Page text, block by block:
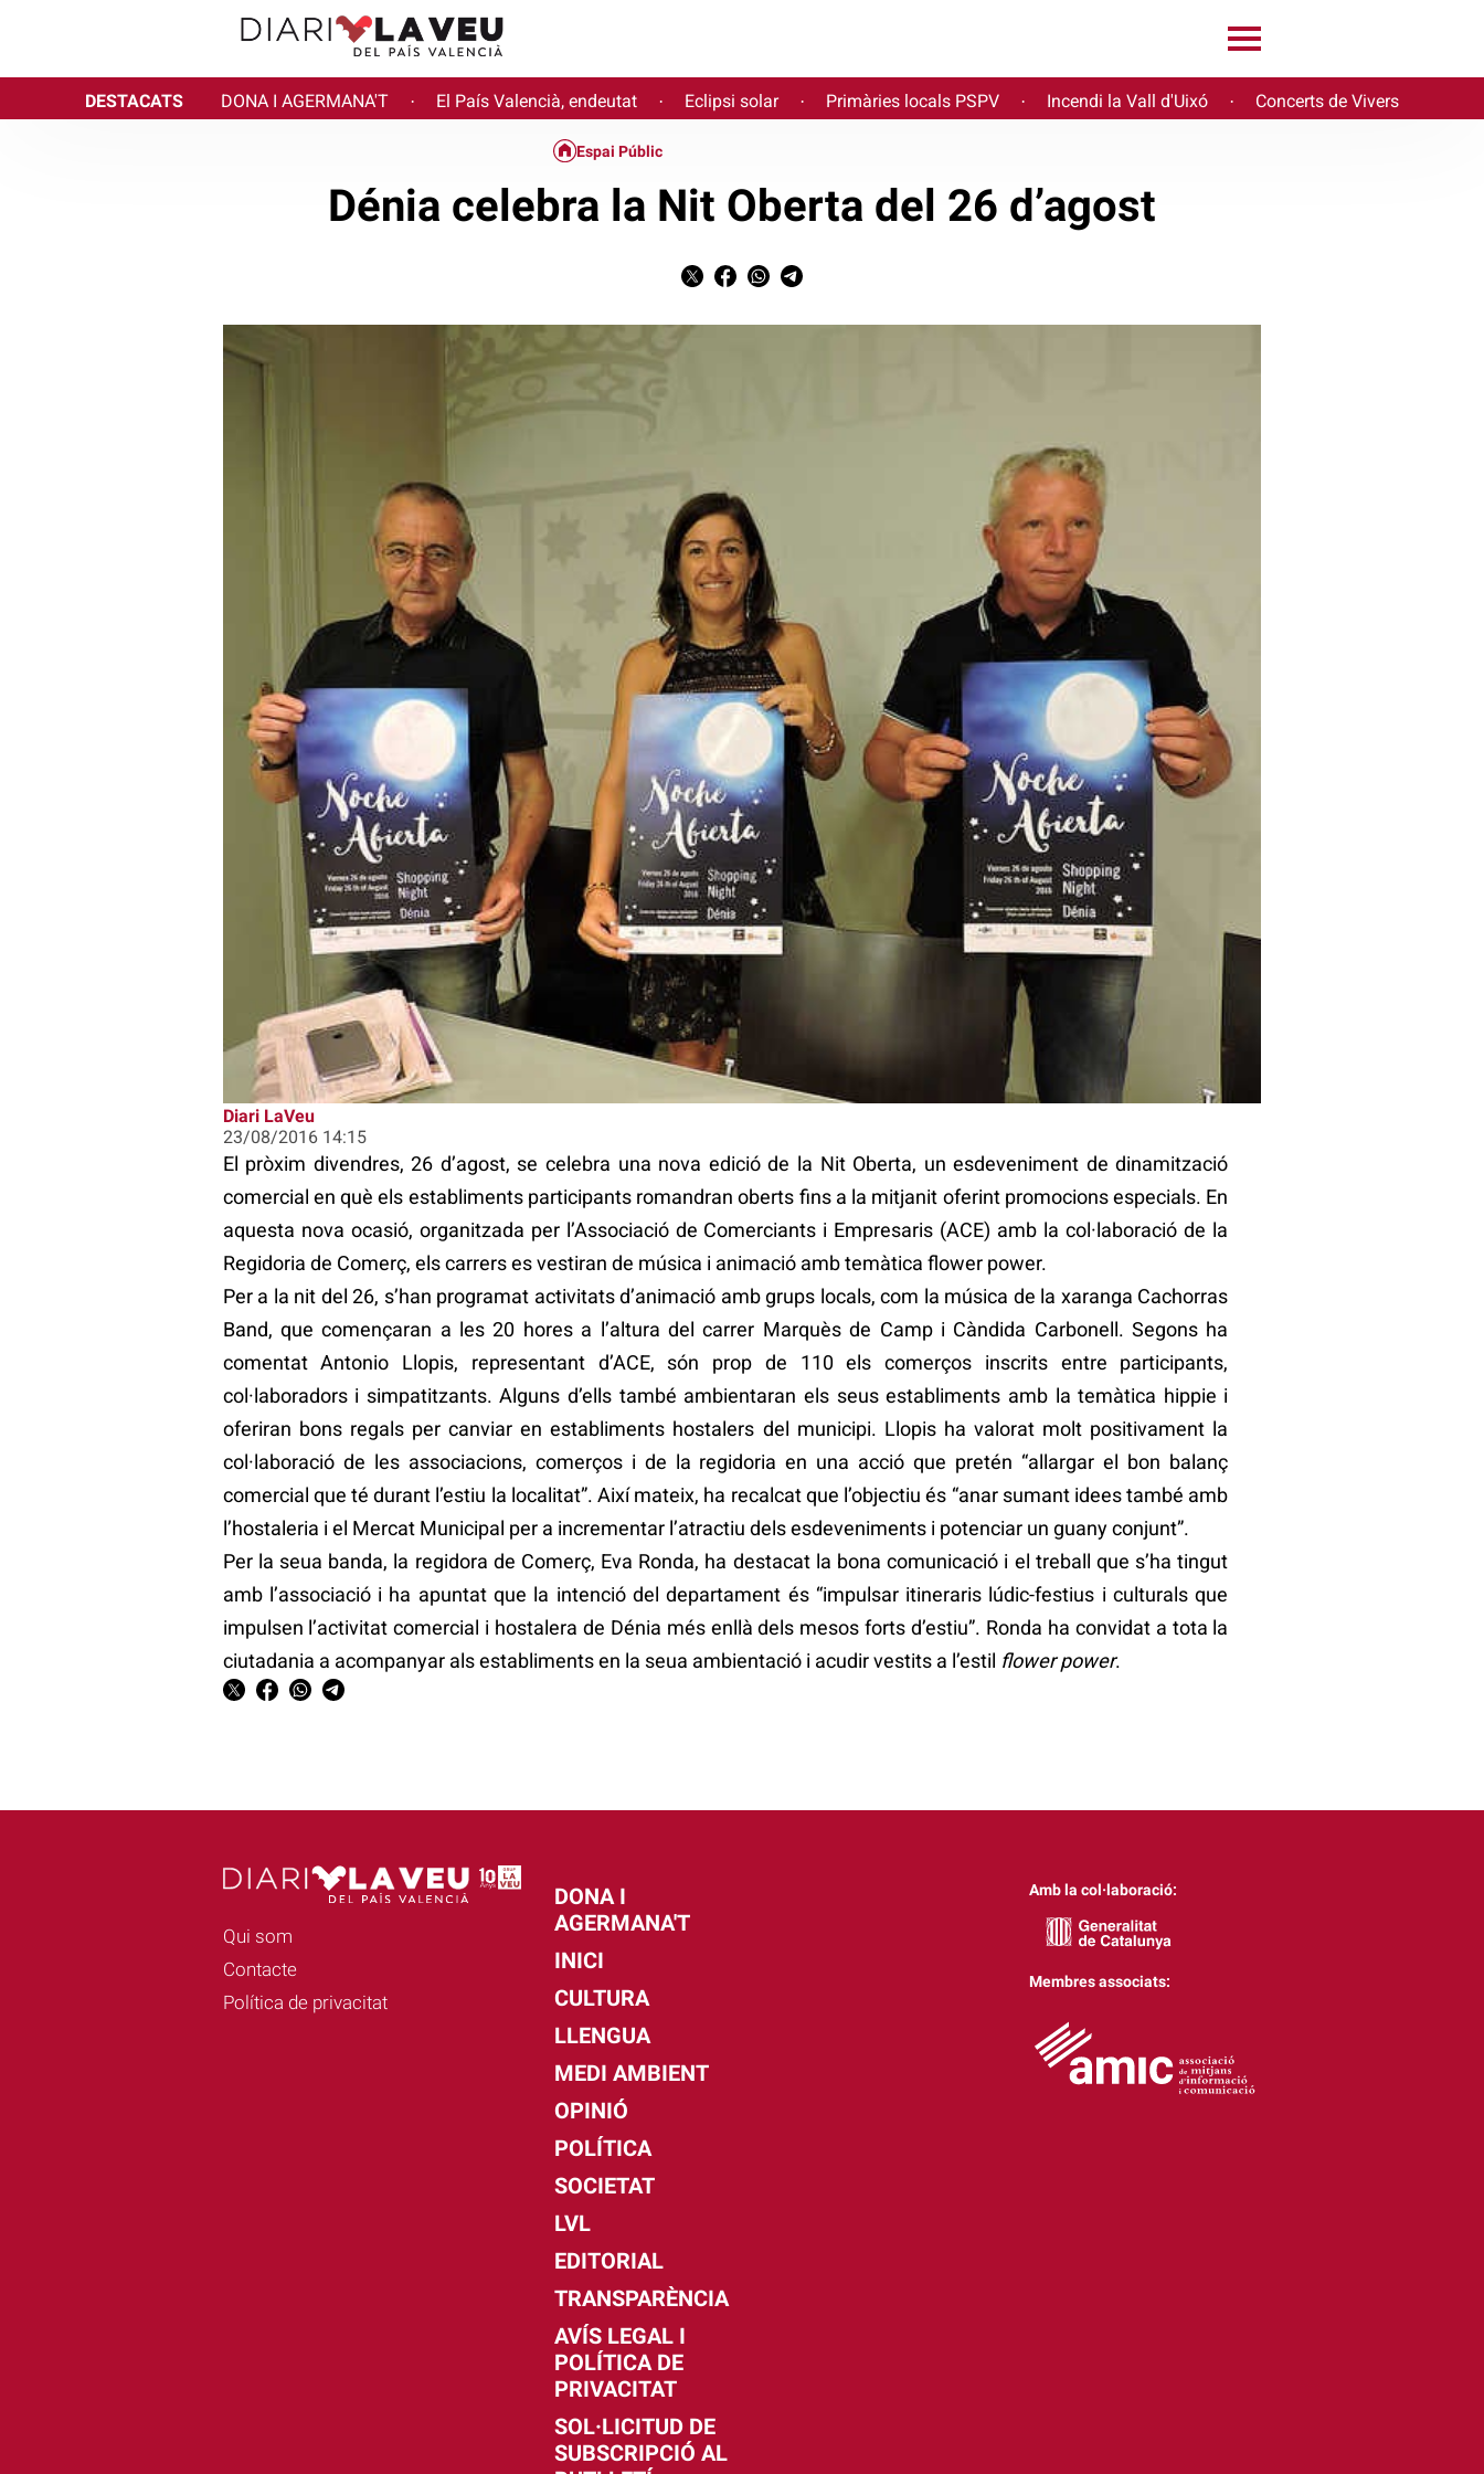
DESTACATS DONA I AGERMANA'T · El País Valencià, endeutat · Eclipsi solar · Primàries locals PSPV · Incendi la Vall d'Uixó · Concerts de Vivers
Espai Públic
Dénia celebra la Nit Oberta del 26 d’agost
Diari LaVeu
23/08/2016 14:15
El pròxim divendres, 26 d’agost, se celebra una nova edició de la Nit Oberta, un esdeveniment de dinamització
comercial en què els establiments participants romandran oberts fins a la mitjanit oferint promocions especials. En
aquesta nova ocasió, organitzada per l’Associació de Comerciants i Empresaris (ACE) amb la col·laboració de la
Regidoria de Comerç, els carrers es vestiran de música i animació amb temàtica flower power.
Per a la nit del 26, s’han programat activitats d’animació amb grups locals, com la música de la xaranga Cachorras
Band, que començaran a les 20 hores a l’altura del carrer Marquès de Camp i Càndida Carbonell. Segons ha
comentat Antonio Llopis, representant d’ACE, són prop de 110 els comerços inscrits entre participants,
col·laboradors i simpatitzants. Alguns d’ells també ambientaran els seus establiments amb la temàtica hippie i
oferiran bons regals per canviar en establiments hostalers del municipi. Llopis ha valorat molt positivament la
col·laboració de les associacions, comerços i de la regidoria en una acció que pretén “allargar el bon balanç
comercial que té durant l’estiu la localitat”. Així mateix, ha recalcat que l’objectiu és “anar sumant idees també amb
l’hostaleria i el Mercat Municipal per a incrementar l’atractiu dels esdeveniments i potenciar un guany conjunt”.
Per la seua banda, la regidora de Comerç, Eva Ronda, ha destacat la bona comunicació i el treball que s’ha tingut
amb l’associació i ha apuntat que la intenció del departament és “impulsar itineraris lúdic-festius i culturals que
impulsen l’activitat comercial i hostalera de Dénia més enllà dels mesos forts d’estiu”. Ronda ha convidat a tota la
ciutadania a acompanyar als establiments en la seua ambientació i acudir vestits a l’estil flower power.
Qui som
Contacte
Política de privacitat
DONA I
AGERMANA'T
INICI
CULTURA
LLENGUA
MEDI AMBIENT
OPINIÓ
POLÍTICA
SOCIETAT
LVL
EDITORIAL
TRANSPARÈNCIA
AVÍS LEGAL I
POLÍTICA DE
PRIVACITAT
SOL·LICITUD DE
SUBSCRIPCIÓ AL
Amb la col·laboració:
Membres associats: